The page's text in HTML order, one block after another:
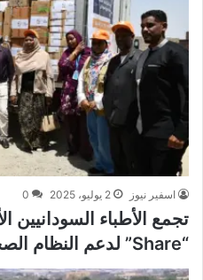
اسفير نيوز 2 يوليو، 2025 0
تجمع الأطباء
“Share” لدعم النظام الصحي بولاية البحر الأحمر